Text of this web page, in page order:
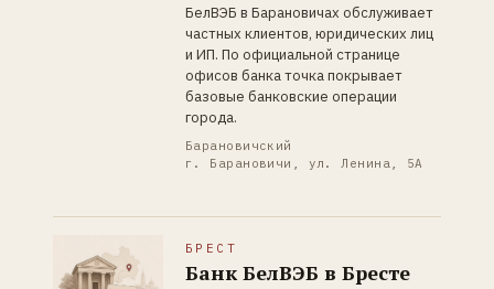
БелВЭБ в Барановичах обслуживает
частных клиентов, юридических лиц
и ИП. По официальной странице
офисов банка точка покрывает
базовые банковские операции
города.
Барановичский
г. Барановичи, ул. Ленина, 5А
БРЕСТ
Банк БелВЭБ в Бресте